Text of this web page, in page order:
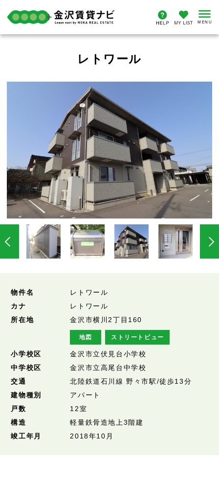
レトワール
物件名
レトワール
カナ
レトワール
所在地
金沢市横川2丁目160
地図 ストリートビュー
小学校区
金沢市立伏見台小学校
中学校区
金沢市立高尾台中学校
交通
北陸鉄道石川線 野々市駅/徒歩13分
建物種別
アパート
戸数
12室
構造
軽量鉄骨造地上3階建
竣工年月
2018年10月